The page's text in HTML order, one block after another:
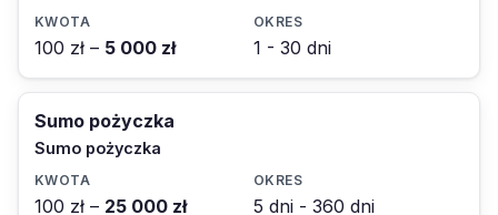
100 zł – 5 000 zł 1 - 30 dni
Sumo pożyczka
Sumo pożyczka
100 zł – 25 000 zł 5 dni - 360 dni